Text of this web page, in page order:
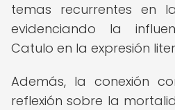
temas recurrentes en
evidenciando la
Catulo en la expresión
Además, la conexión
reflexión sobre la